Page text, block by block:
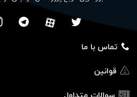
تماس با ما
قوانین